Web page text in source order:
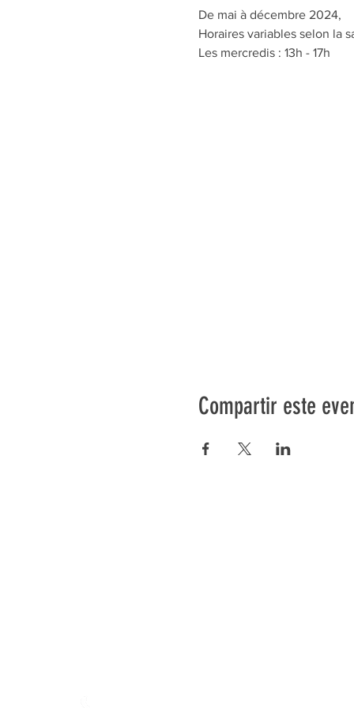
De mai à décembre 2024,
Horaires variables selon la
Les mercredis : 13h - 17h
Compartir este